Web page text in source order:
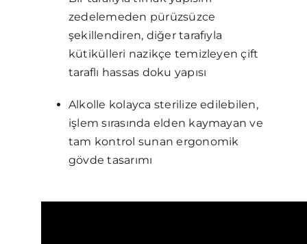
zedelemeden pürüzsüzce
şekillendiren, diğer tarafıyla
kütikülleri nazikçe temizleyen çift
taraflı hassas doku yapısı
Alkolle kolayca sterilize edilebilen,
işlem sırasında elden kaymayan ve
tam kontrol sunan ergonomik
gövde tasarımı